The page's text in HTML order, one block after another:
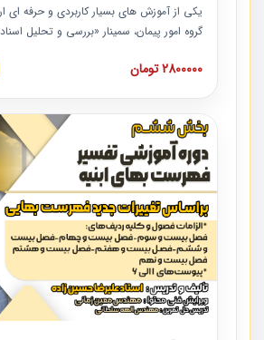
یکی از آموزش‏‏‏‏‏‏ های بسیار کاربردی و حرفه‏ ای
گروه امور پیمان، سمینار «بررسی و تحلیل
است که در دانشگاه صنعتی شریف ارائه شد.
نکات کلیدی مربوط به اسناد و مدارک پیمان،
پیمان به همراه تجربیات عملی در این
2800000 تومان